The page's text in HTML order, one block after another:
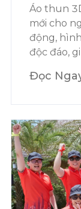
Áo thun
mới cho
động,
độc đáo,
Đọc